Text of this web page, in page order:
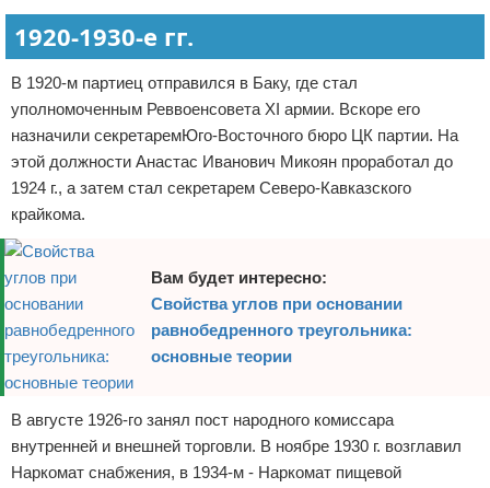
1920-1930-е гг.
В 1920-м партиец отправился в Баку, где стал
уполномоченным Реввоенсовета XI армии. Вскоре его
назначили секретаремЮго-Восточного бюро ЦК партии. На
этой должности Анастас Иванович Микоян проработал до
1924 г., а затем стал секретарем Северо-Кавказского
крайкома.
Вам будет интересно:
Свойства углов при основании
равнобедренного треугольника:
основные теории
В августе 1926-го занял пост народного комиссара
внутренней и внешней торговли. В ноябре 1930 г. возглавил
Наркомат снабжения, в 1934-м - Наркомат пищевой